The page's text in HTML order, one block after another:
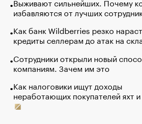
избавляются от лучших
Как банк Wildberries резко
кредиты селлерам до атак на
Сотрудники открыли новый
компаниям. Зачем им это
Как налоговики ищут доходы
неработающих покупателей яхт